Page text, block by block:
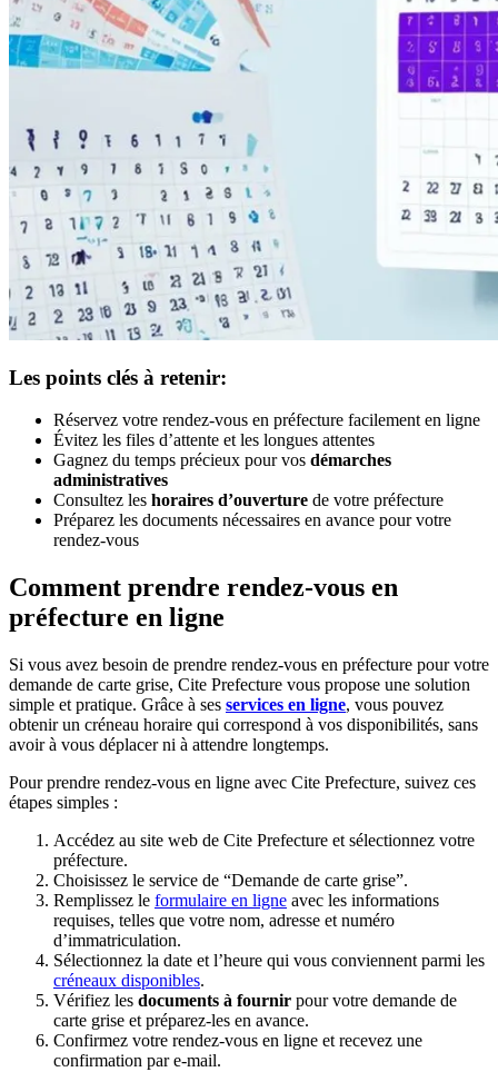
Les points clés à retenir:
Réservez votre rendez-vous en préfecture facilement en ligne
Évitez les files d’attente et les longues attentes
Gagnez du temps précieux pour vos démarches
administratives
Consultez les horaires d’ouverture de votre préfecture
Préparez les documents nécessaires en avance pour votre
rendez-vous
Comment prendre rendez-vous en
préfecture en ligne
Si vous avez besoin de prendre rendez-vous en préfecture pour votre
demande de carte grise, Cite Prefecture vous propose une solution
simple et pratique. Grâce à ses services en ligne, vous pouvez
obtenir un créneau horaire qui correspond à vos disponibilités, sans
avoir à vous déplacer ni à attendre longtemps.
Pour prendre rendez-vous en ligne avec Cite Prefecture, suivez ces
étapes simples :
Accédez au site web de Cite Prefecture et sélectionnez votre
préfecture.
Choisissez le service de “Demande de carte grise”.
Remplissez le formulaire en ligne avec les informations
requises, telles que votre nom, adresse et numéro
d’immatriculation.
Sélectionnez la date et l’heure qui vous conviennent parmi les
créneaux disponibles.
Vérifiez les documents à fournir pour votre demande de
carte grise et préparez-les en avance.
Confirmez votre rendez-vous en ligne et recevez une
confirmation par e-mail.